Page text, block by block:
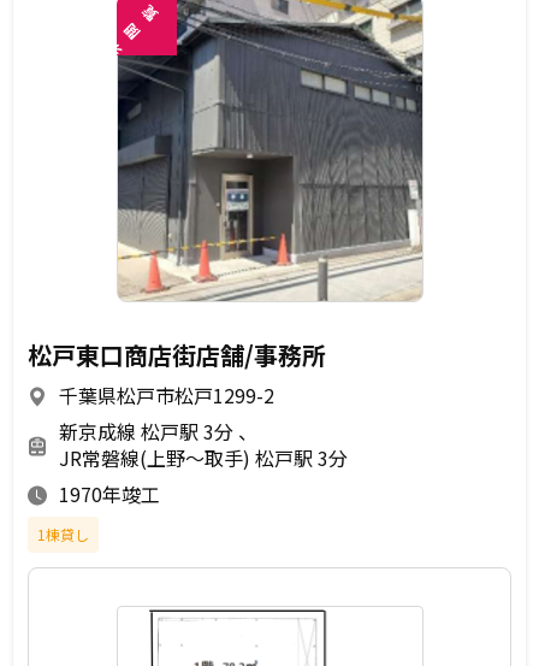
未
閲
覧
松戸東口商店街店舗/事務所
千葉県松戸市松戸1299-2
新京成線 松戸駅 3分
JR常磐線(上野～取手) 松戸駅 3分
1970年竣工
1棟貸し